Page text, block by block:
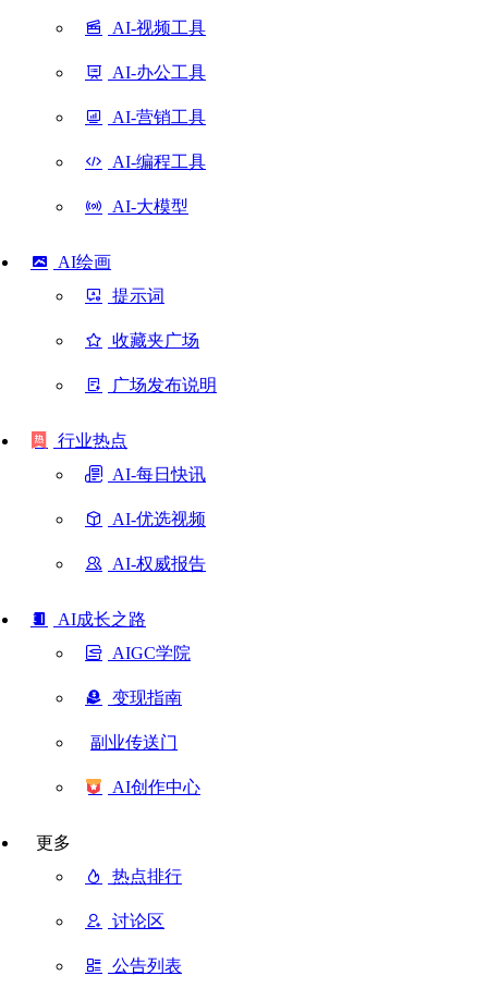
AI-视频工具
AI-办公工具
AI-营销工具
AI-编程工具
AI-大模型
AI绘画
提示词
收藏夹广场
广场发布说明
行业热点
AI-每日快讯
AI-优选视频
AI-权威报告
AI成长之路
AIGC学院
变现指南
副业传送门
AI创作中心
更多
热点排行
讨论区
公告列表